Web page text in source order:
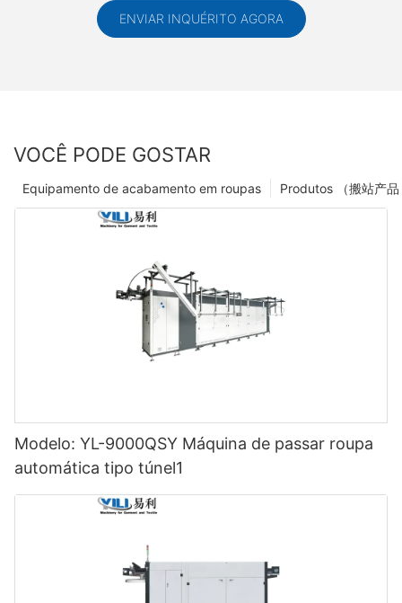
ENVIAR INQUÉRITO AGORA
VOCÊ PODE GOSTAR
Equipamento de acabamento em roupas
Modelo: YL-9000QSY Máquina de passar roupa
automática tipo túnel1